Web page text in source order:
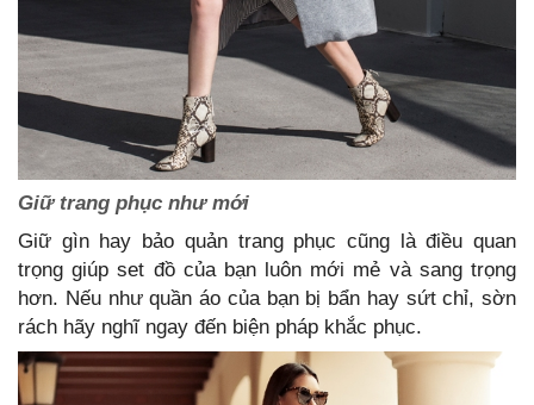
Giữ trang phục như mới
Giữ gìn hay bảo quản trang phục cũng là điều quan
trọng giúp set đồ của bạn luôn mới mẻ và sang trọng
hơn. Nếu như quần áo của bạn bị bẩn hay sứt chỉ, sờn
rách hãy nghĩ ngay đến biện pháp khắc phục.